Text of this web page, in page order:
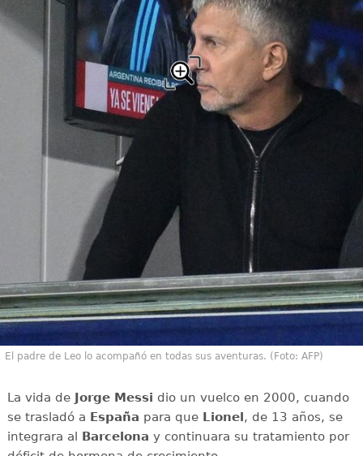
El padre de Leo lo acompañó en todas sus aventuras. (Foto: AFP)
La vida de Jorge Messi dio un vuelco en 2000, cuando
se trasladó a España para que Lionel, de 13 años, se
integrara al Barcelona y continuara su tratamiento por